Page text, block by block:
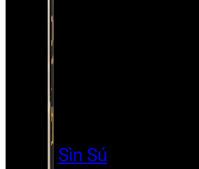
Sìn Sú